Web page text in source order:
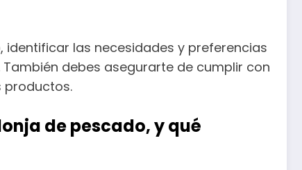
las necesidades y preferencias
debes asegurarte de cumplir con
productos.
de pescado, y qué